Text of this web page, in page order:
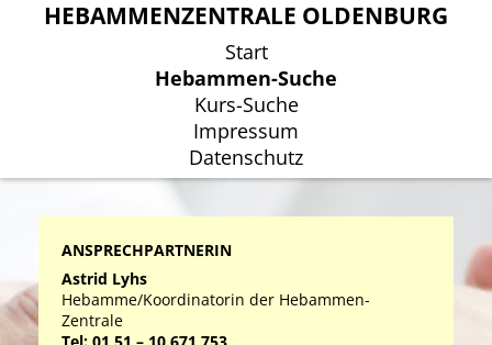
HEBAMMENZENTRALE OLDENBURG
Start
Hebammen-Suche
Kurs-Suche
Impressum
Datenschutz
HEBAMMENZENTRALE OLDENBURG
Start
Hebammen-Suche
Kurs-Suche
Impressum
Datenschutz
ANSPRECHPARTNERIN
Astrid Lyhs
Hebamme/Koordinatorin der Hebammen-
Zentrale